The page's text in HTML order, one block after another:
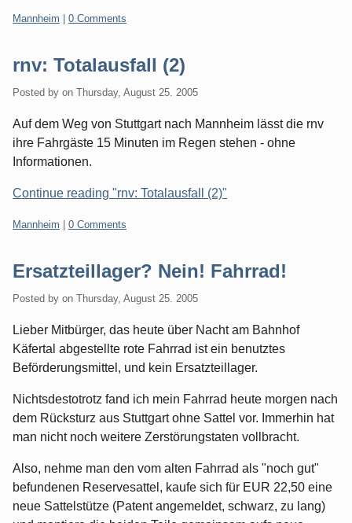
Categories:
Mannheim 0 Comments
rnv: Totalausfall (2)
Posted by on Thursday, August 25. 2005
Auf dem Weg von Stuttgart nach Mannheim lässt die rnv
ihre Fahrgäste 15 Minuten im Regen stehen - ohne
Informationen.
Continue reading "rnv: Totalausfall (2)"
Categories:
Mannheim 0 Comments
Ersatzteillager? Nein! Fahrrad!
Posted by on Thursday, August 25. 2005
Lieber Mitbürger, das heute über Nacht am Bahnhof
Käfertal abgestellte rote Fahrrad ist ein benutztes
Beförderungsmittel, und kein Ersatzteillager.
Nichtsdestotrotz fand ich mein Fahrrad heute morgen nach
dem Rücksturz aus Stuttgart ohne Sattel vor. Immerhin hat
man nicht noch weitere Zerstörungstaten vollbracht.
Also, nehme man den vom alten Fahrrad als "noch gut"
befundenen Reservesattel, kaufe sich für EUR 22,50 eine
neue Sattelstütze (Patent angemeldet, schwarz, zu lang)